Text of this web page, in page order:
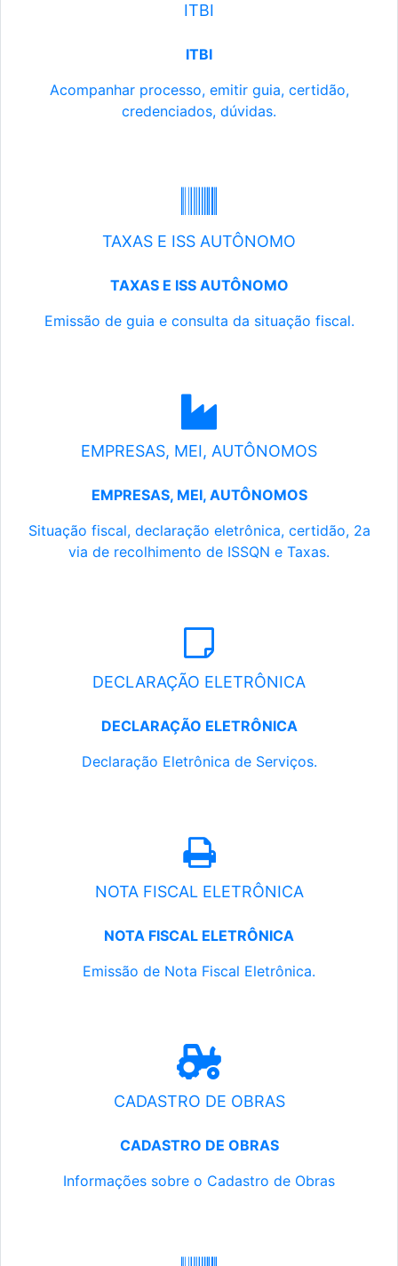
ITBI
ITBI
Acompanhar processo, emitir guia, certidão,
credenciados, dúvidas.
TAXAS E ISS AUTÔNOMO
TAXAS E ISS AUTÔNOMO
Emissão de guia e consulta da situação fiscal.
EMPRESAS, MEI, AUTÔNOMOS
EMPRESAS, MEI, AUTÔNOMOS
Situação fiscal, declaração eletrônica, certidão, 2a
via de recolhimento de ISSQN e Taxas.
DECLARAÇÃO ELETRÔNICA
DECLARAÇÃO ELETRÔNICA
Declaração Eletrônica de Serviços.
NOTA FISCAL ELETRÔNICA
NOTA FISCAL ELETRÔNICA
Emissão de Nota Fiscal Eletrônica.
CADASTRO DE OBRAS
CADASTRO DE OBRAS
Informações sobre o Cadastro de Obras